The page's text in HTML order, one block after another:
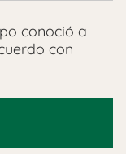
conoció a
con